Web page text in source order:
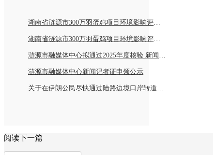
湖南省涟源市300万羽蛋鸡项目环境影响评价报告书报批前公示
湖南省涟源市300万羽蛋鸡项目环境影响评价公众参与第二次公示
涟源市融媒体中心拟通过2025年度核验 新闻记者持证情况公示
涟源市融媒体中心新闻记者证申领公示
关于在伊朗公民尽快通过陆路边境口岸转道回国或离境的通知
阅读下一篇